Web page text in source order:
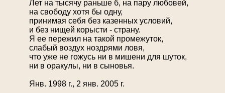
Лет на тысячу раньше б, на пару любовей,
на свободу хотя бы одну,
принимая себя без казенных условий,
и без нищей корысти - страну.
Я ее пережил на такой промежуток,
слабый воздух ноздрями ловя,
что уже не гожусь ни в мишени для шуток,
ни в оракулы, ни в сыновья.
Янв. 1998 г., 2 янв. 2005 г.